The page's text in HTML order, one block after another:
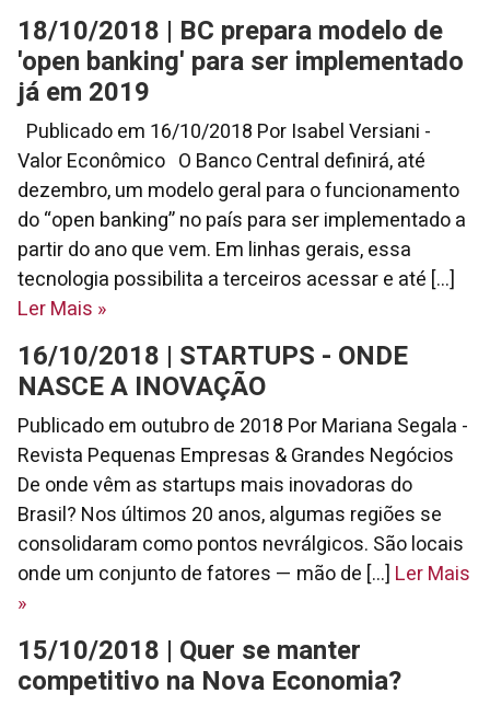
18/10/2018 | BC prepara modelo de
'open banking' para ser implementado
já em 2019
Publicado em 16/10/2018 Por Isabel Versiani -
Valor Econômico O Banco Central definirá, até
dezembro, um modelo geral para o funcionamento
do “open banking” no país para ser implementado a
partir do ano que vem. Em linhas gerais, essa
tecnologia possibilita a terceiros acessar e até [...]
Ler Mais »
16/10/2018 | STARTUPS - ONDE
NASCE A INOVAÇÃO
Publicado em outubro de 2018 Por Mariana Segala -
Revista Pequenas Empresas & Grandes Negócios
De onde vêm as startups mais inovadoras do
Brasil? Nos últimos 20 anos, algumas regiões se
consolidaram como pontos nevrálgicos. São locais
onde um conjunto de fatores — mão de [...] Ler Mais
»
15/10/2018 | Quer se manter
competitivo na Nova Economia?